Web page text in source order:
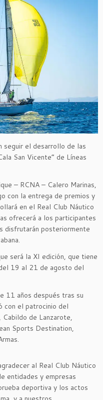
seguir el desarrollo de las
San Vicente” de Líneas
– RCNA – Calero Marinas,
con la entrega de premios y
en el Real Club Náutico
ofrecerá a los participantes
disfrutarán posteriormente
será la XI edición, que tiene
19 al 21 de agosto del
11 años después tras su
con el patrocinio del
Cabildo de Lanzarote,
Sports Destination,
al Real Club Náutico
entidades y empresas
deportiva y los actos